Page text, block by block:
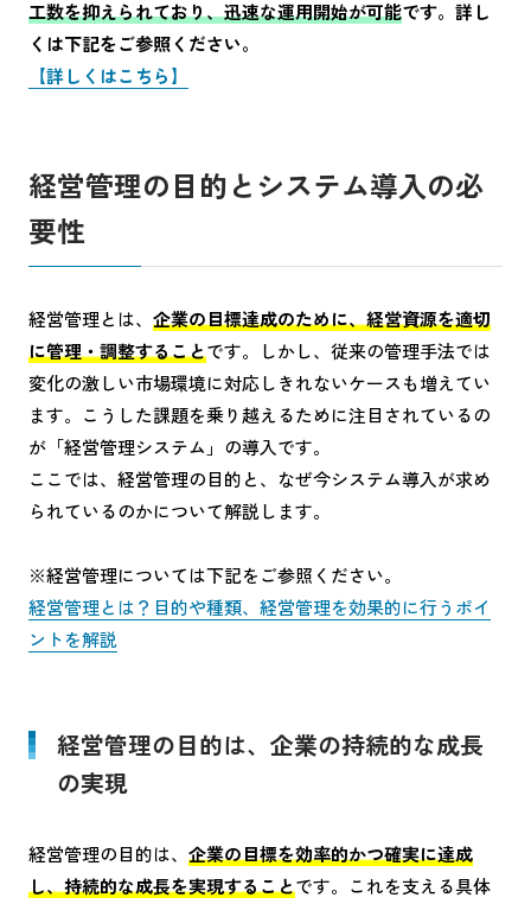
工数を抑えられており、迅速な運用開始が可能です。詳し
くは下記をご参照ください。
【詳しくはこちら】
経営管理の目的とシステム導入の必
要性
経営管理とは、 企業の目標達成のために、経営資源を適切
に管理・調整することです。しかし、従来の管理手法では
変化の激しい市場環境に対応しきれないケースも増えてい
ます。こうした課題を乗り越えるために注目されているの
が「経営管理システム」の導入です。
ここでは、経営管理の目的と、なぜ今システム導入が求め
られているのかについて解説します。
※経営管理については下記をご参照ください。
経営管理とは？目的や種類、経営管理を効果的に行うポイ
ントを解説
経営管理の目的は、企業の持続的な成長
の実現
経営管理の目的は、 企業の目標を効率的かつ確実に達成
し、持続的な成長を実現することです。これを支える具体